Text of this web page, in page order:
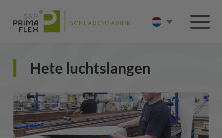
Hete luchtslangen